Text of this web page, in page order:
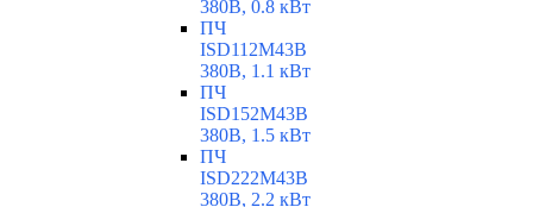
380В, 0.8 кВт
ПЧ
ISD112M43B
380В, 1.1 кВт
ПЧ
ISD152M43B
380В, 1.5 кВт
ПЧ
ISD222M43B
380В, 2.2 кВт